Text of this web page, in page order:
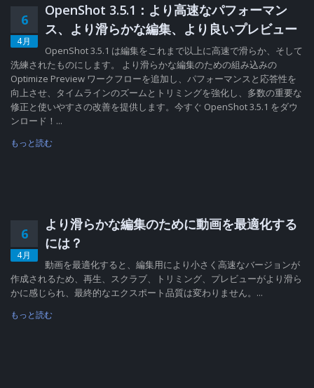
6
4月
OpenShot 3.5.1：より高速なパフォーマン
ス、より滑らかな編集、より良いプレビュー
OpenShot 3.5.1 は編集をこれまで以上に高速で滑らか、そして
洗練されたものにします。 より滑らかな編集のための組み込みの
Optimize Preview ワークフローを追加し、パフォーマンスと応答性を
向上させ、タイムラインのズームとトリミングを強化し、多数の重要な
修正と使いやすさの改善を提供します。今すぐ OpenShot 3.5.1 をダウ
ンロード！...
もっと読む
6
4月
より滑らかな編集のために動画を最適化する
には？
動画を最適化すると、編集用により小さく高速なバージョンが
作成されるため、再生、スクラブ、トリミング、プレビューがより滑ら
かに感じられ、最終的なエクスポート品質は変わりません。...
もっと読む